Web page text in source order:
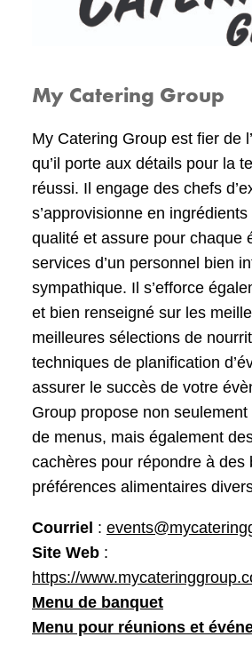
My Catering Group
My Catering Group est fier de
qu’il porte aux détails pour la
réussi. Il engage des chefs
s’approvisionne en
qualité et assure pour chaque
services d’un personnel bien
sympathique. Il s’efforce
et bien renseigné sur les
meilleures sélections de
techniques de planification
assurer le succès de votre
Group propose non
de menus, mais également
cachères pour répondre à des
préférences alimentaires
Courriel :
Site Web :
https://
Menu de banquet
Menu pour réunions et